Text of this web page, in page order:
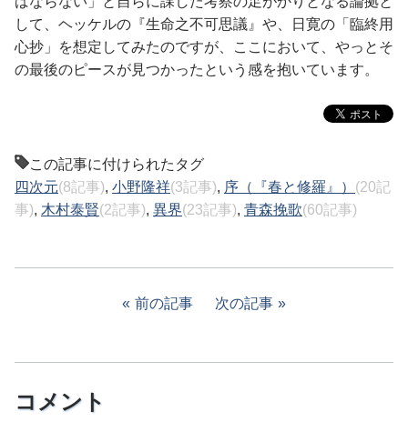
して、ヘッケルの『生命之不可思議』や、日寛の「臨終用
心抄」を想定してみたのですが、ここにおいて、やっとそ
の最後のピースが見つかったという感を抱いています。
この記事に付けられたタグ
四次元(8記事), 小野隆祥(3記事), 序（『春と修羅』） (20記
事), 木村泰賢(2記事), 異界(23記事), 青森挽歌(60記事)
前の記事 次の記事
コメント